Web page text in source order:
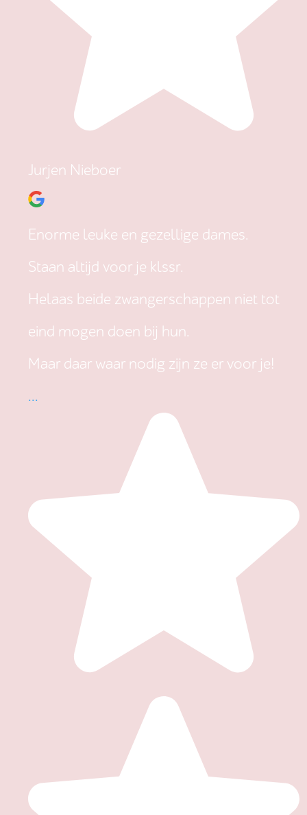
Jurjen Nieboer
Enorme leuke en gezellige dames.
Staan altijd voor je klssr.
Helaas beide zwangerschappen niet tot
eind mogen doen bij hun.
Maar daar waar nodig zijn ze er voor je!
...